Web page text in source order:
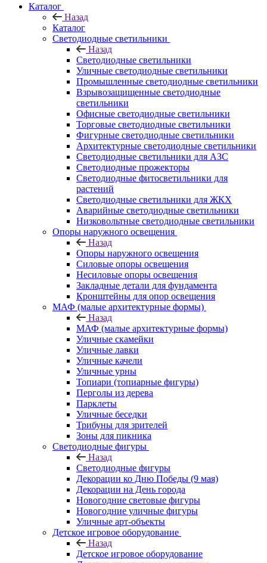
Каталог
Назад
Каталог
Светодиодные светильники
Назад
Светодиодные светильники
Уличные светодиодные светильники
Промышленные светодиодные светильники
Взрывозащищенные светодиодные
светильники
Офисные светодиодные светильники
Торговые светодиодные светильники
Фигурные светодиодные светильники
Архитектурные светодиодные светильники
Светодиодные светильники для АЗС
Светодиодные прожекторы
Светодиодные фитосветильники для
растений
Светодиодные светильники для ЖКХ
Аварийные светодиодные светильники
Низковольтные светодиодные светильники
Опоры наружного освещения
Назад
Опоры наружного освещения
Силовые опоры освещения
Несиловые опоры освещения
Закладные детали для фундамента
Кронштейны для опор освещения
МАФ (малые архитектурные формы)
Назад
МАФ (малые архитектурные формы)
Уличные скамейки
Уличные лавки
Уличные качели
Уличные урны
Топиари (топиарные фигуры)
Перголы из дерева
Парклеты
Уличные беседки
Трибуны для зрителей
Зоны для пикника
Светодиодные фигуры
Назад
Светодиодные фигуры
Декорации ко Дню Победы (9 мая)
Декорации на День города
Новогодние световые фигуры
Новогодние уличные фигуры
Уличные арт-объекты
Детское игровое оборудование
Назад
Детское игровое оборудование